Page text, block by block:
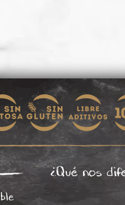
¿Qué nos